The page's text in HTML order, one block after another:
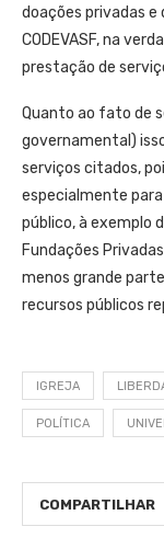
doações privadas
CODEVASF, na
prestação de
Quanto ao fato de
governamental)
serviços citados,
especialmente
público, à exemplo
Fundações
menos grande
recursos públicos
IGREJA
POLÍTICA
COMPARTILHAR